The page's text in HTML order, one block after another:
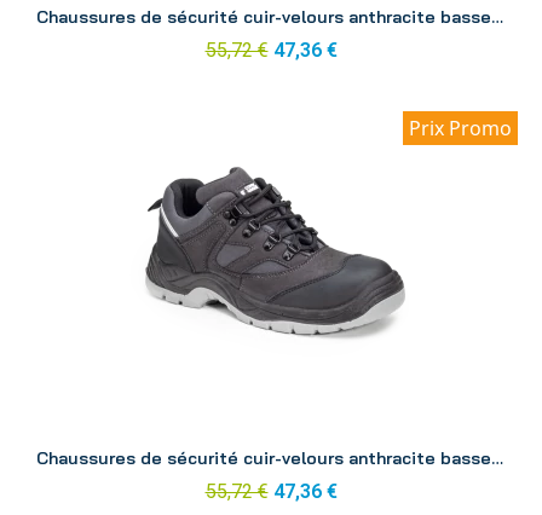
Chaussures de sécurité cuir-velours anthracite basse Silver p39
55,72 € 47,36 €
Prix Promo
Chaussures de sécurité cuir-velours anthracite basse Silver p40
55,72 € 47,36 €